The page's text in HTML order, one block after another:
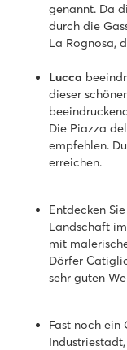
genannt. Da
durch die
La Rognosa,
Lucca
dieser
Die Piazza
empfehlen.
erreichen.
Entdecken
Landschaft im
mit
Dörfer
sehr guten
Fast noch ein